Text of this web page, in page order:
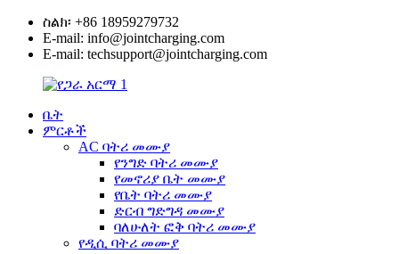
ስልክ፡ +86 18959279732
E-mail: info@jointcharging.com
E-mail: techsupport@jointcharging.com
ቤት
ምርቶች
AC ባትሪ መሙያ
የንግድ ባትሪ መሙያ
የመኖሪያ ቤት መሙያ
የቤት ባትሪ መሙያ
ድርብ ግድግዳ መሙያ
ባለሁለት ፎቅ ባትሪ መሙያ
የዲሲ ባትሪ መሙያ